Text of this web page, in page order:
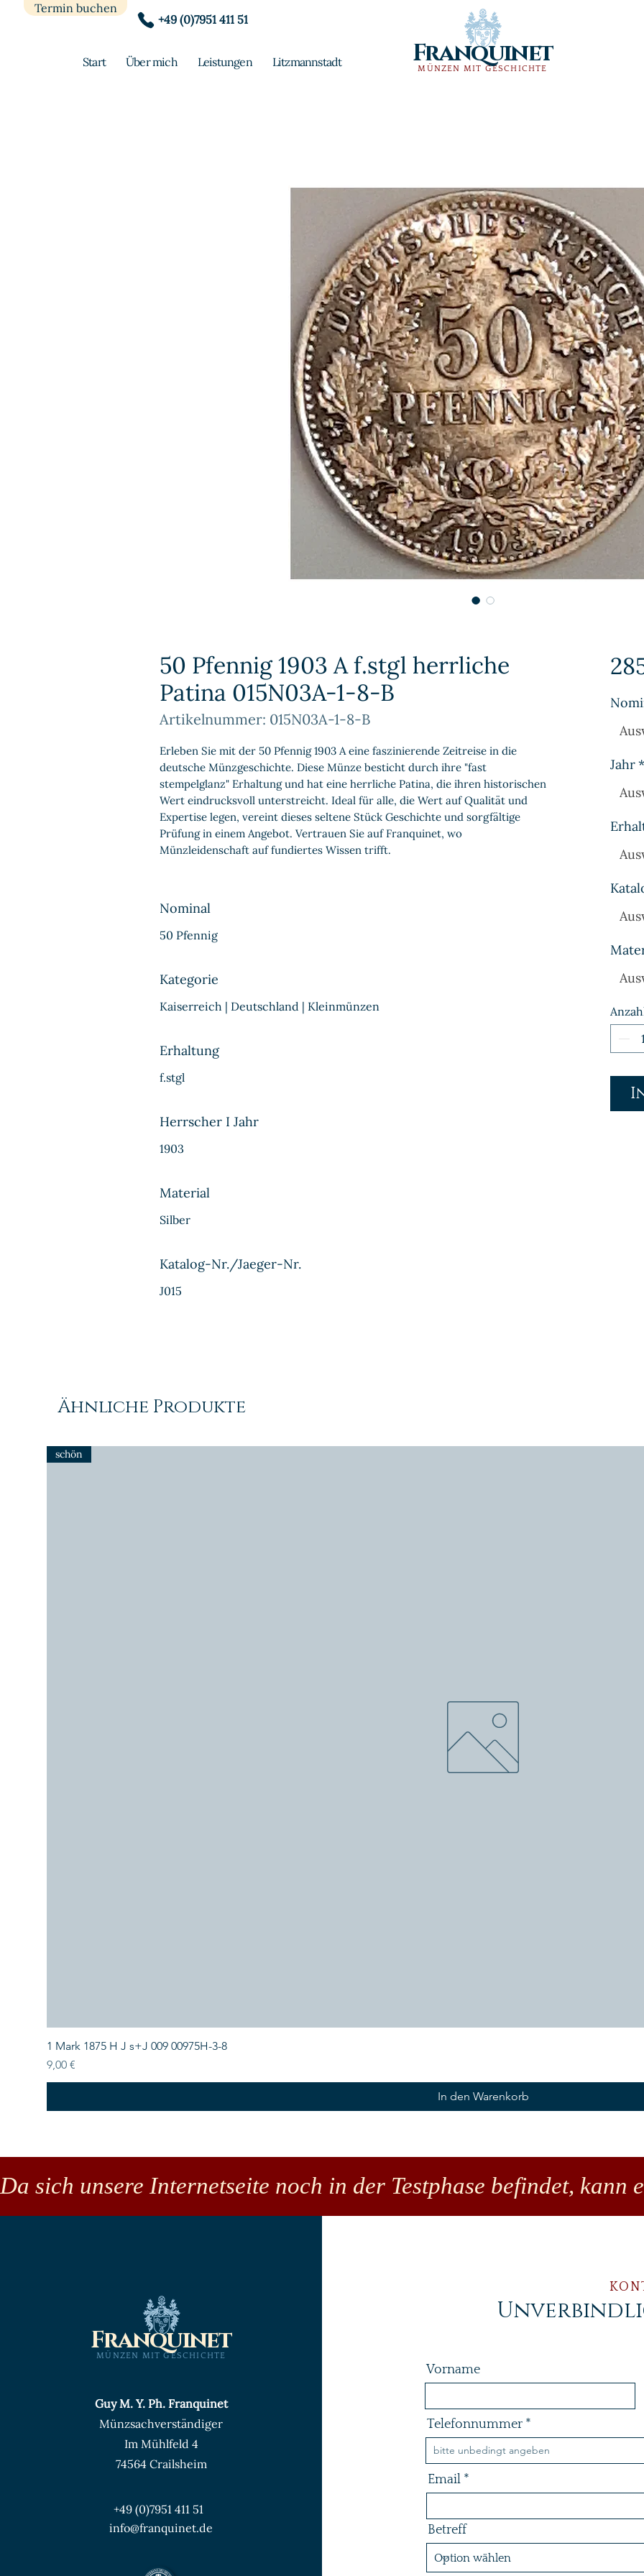
Termin buchen
Start Über mich Leistungen Litzmannstadt
+49 (0)7951 411 51
MÜNZEN MIT GESCHICHTE
Franquinet
50 Pfennig 1903 A f.stgl herrliche
Patina 015N03A-1-8-B
Artikelnummer: 015N03A-1-8-B
Erleben Sie mit der 50 Pfennig 1903 A eine faszinierende Zeitreise in die
deutsche Münzgeschichte. Diese Münze besticht durch ihre "fast
stempelglanz" Erhaltung und hat eine herrliche Patina, die ihren historischen
Wert eindrucksvoll unterstreicht. Ideal für alle, die Wert auf Qualität und
Expertise legen, vereint dieses seltene Stück Geschichte und sorgfältige
Prüfung in einem Angebot. Vertrauen Sie auf Franquinet, wo
Münzleidenschaft auf fundiertes Wissen trifft.
Nominal
50 Pfennig
Kategorie
Kaiserreich | Deutschland | Kleinmünzen
Erhaltung
f.stgl
Herrscher I Jahr
1903
Material
Silber
Katalog-Nr./Jaeger-Nr.
J015
Jahr*
Ähnliche Produkte
schön
1 Mark 1875 H J s+J 009 00975H-3-8
Preis
9,00 €
In den Warenkorb
Da sich unsere Internetseite noch in der Testphase befindet,
MÜNZEN MIT GESCHICHTE
Franquinet
Guy M. Y. Ph. Franquinet
Münzsachverständiger
Im Mühlfeld 4
74564 Crailsheim
+49 (0)7951 411 51
info@franquinet.de
Vorname
Telefonnummer
Email
Betreff